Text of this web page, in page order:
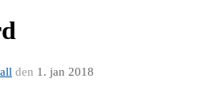
den 1. jan 2018